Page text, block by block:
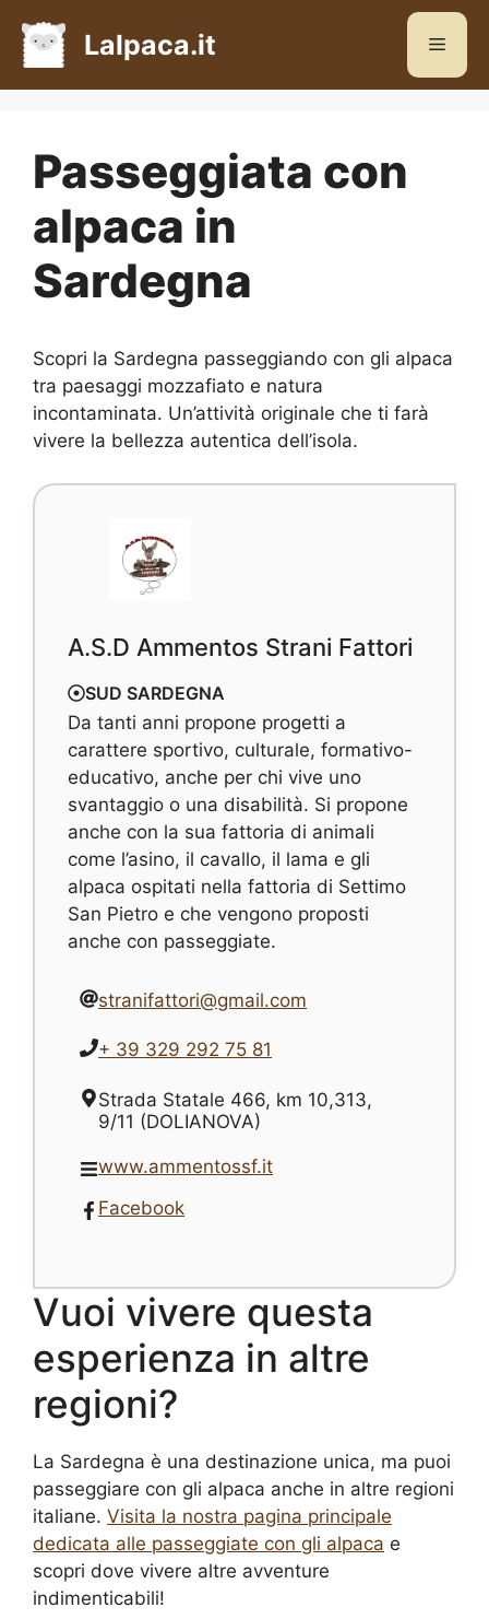
contenuto
Lalpaca.it Menu
Passeggiata con
alpaca in
Sardegna
Scopri la Sardegna passeggiando con gli alpaca
tra paesaggi mozzafiato e natura
incontaminata. Un’attività originale che ti farà
vivere la bellezza autentica dell’isola.
A.S.D Ammentos Strani Fattori
SUD SARDEGNA
Da tanti anni propone progetti a
carattere sportivo, culturale, formativo-
educativo, anche per chi vive uno
svantaggio o una disabilità. Si propone
anche con la sua fattoria di animali
come l’asino, il cavallo, il lama e gli
alpaca ospitati nella fattoria di Settimo
San Pietro e che vengono proposti
anche con passeggiate.
stranifattori@gmail.com
+ 39 329 292 75 81
Strada Statale 466, km 10,313,
9/11 (DOLIANOVA)
www.ammentossf.it
Facebook
Vuoi vivere questa
esperienza in altre
regioni?
La Sardegna è una destinazione unica, ma puoi
passeggiare con gli alpaca anche in altre regioni
italiane. Visita la nostra pagina principale
dedicata alle passeggiate con gli alpaca e
scopri dove vivere altre avventure
indimenticabili!